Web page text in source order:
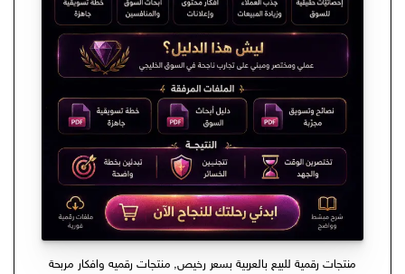
منتجات رقمية للبيع بالعربية بسعر رخيص, منتجات رقميه وافكار مربحة